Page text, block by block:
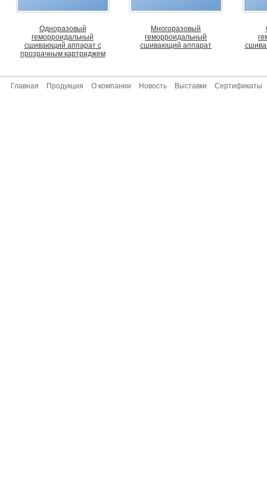
Одноразовый
геморроидальный
сшивающий аппарат с
прозрачным картриджем
Многоразовый
геморроидальный
сшивающий аппарат
Главная Продукция О компании Новость Выставки Сертификаты